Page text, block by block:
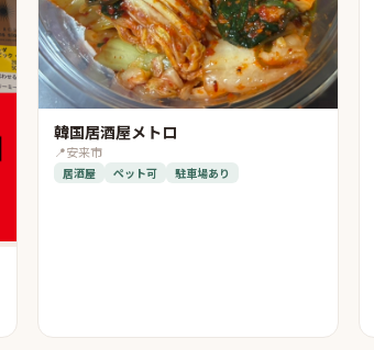
韓国居酒屋メトロ
📍安来市
居酒屋 ペット可 駐車場あり